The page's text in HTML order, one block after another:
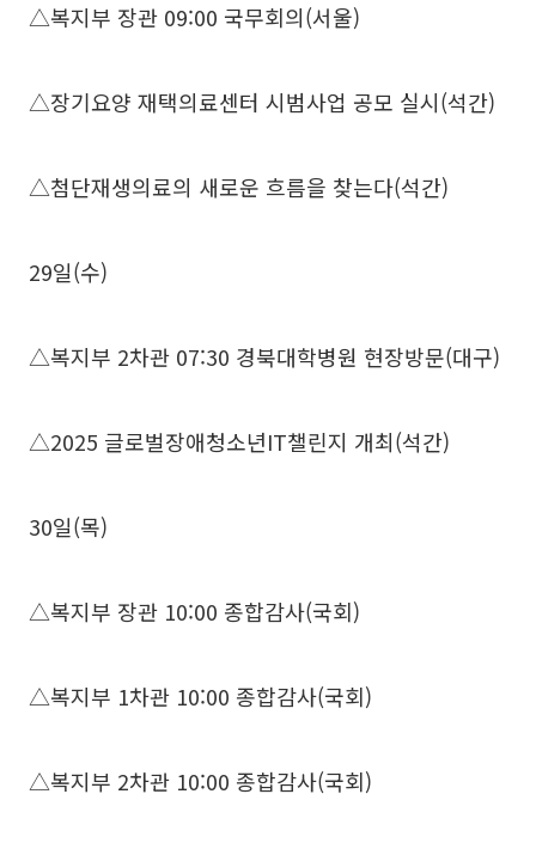
△복지부 장관 09:00 국무회의(서울)
△장기요양 재택의료센터 시범사업 공모 실시(석간)
△첨단재생의료의 새로운 흐름을 찾는다(석간)
29일(수)
△복지부 2차관 07:30 경북대학병원 현장방문(대구)
△2025 글로벌장애청소년IT챌린지 개최(석간)
30일(목)
△복지부 장관 10:00 종합감사(국회)
△복지부 1차관 10:00 종합감사(국회)
△복지부 2차관 10:00 종합감사(국회)